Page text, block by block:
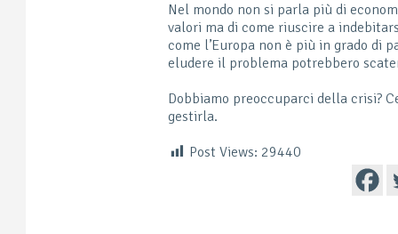
Nel mondo non si parla più di
valori ma di come riuscire a
come l’Europa non è più in grado di
eludere il problema potrebbero
Dobbiamo preoccuparci della crisi?
gestirla.
Post Views: 29440